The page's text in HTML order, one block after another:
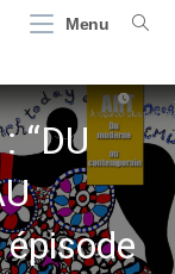
Menu
“DU